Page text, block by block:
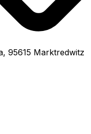
, 95615 Marktredwitz